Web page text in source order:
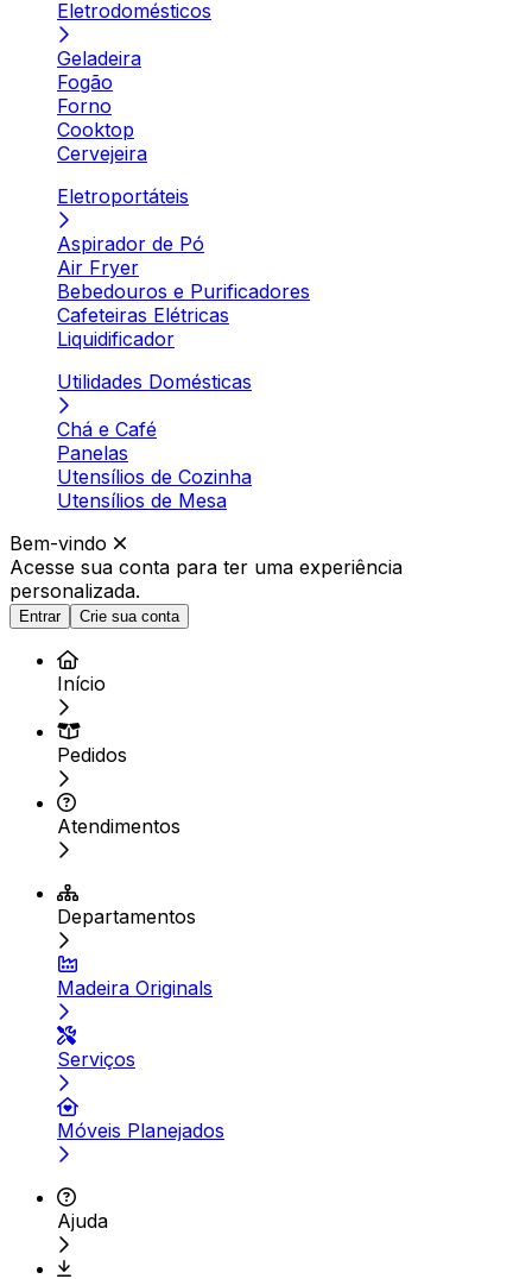
Eletrodomésticos
Geladeira
Fogão
Forno
Cooktop
Cervejeira
Eletroportáteis
Aspirador de Pó
Air Fryer
Bebedouros e Purificadores
Cafeteiras Elétricas
Liquidificador
Utilidades Domésticas
Chá e Café
Panelas
Utensílios de Cozinha
Utensílios de Mesa
Bem-vindo
Acesse sua conta para ter uma experiência
personalizada.
Entrar Crie sua conta
Início
Pedidos
Atendimentos
Departamentos
Madeira Originals
Serviços
Móveis Planejados
Ajuda